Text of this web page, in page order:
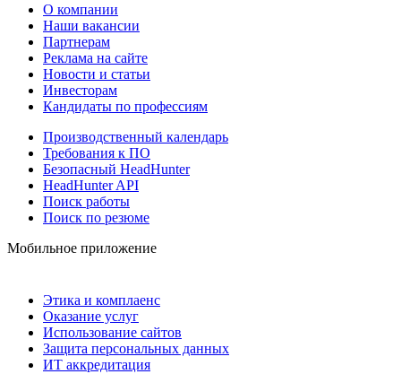
О компании
Наши вакансии
Партнерам
Реклама на сайте
Новости и статьи
Инвесторам
Кандидаты по профессиям
Производственный календарь
Требования к ПО
Безопасный HeadHunter
HeadHunter API
Поиск работы
Поиск по резюме
Мобильное приложение
Этика и комплаенс
Оказание услуг
Использование сайтов
Защита персональных данных
ИТ аккредитация